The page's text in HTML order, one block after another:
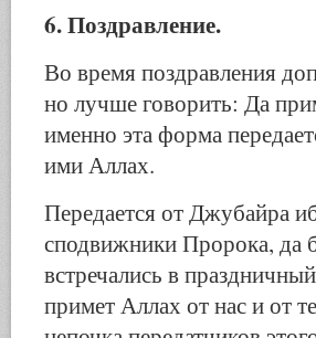
6. Поздравление.
Во время поздравления
но лучше говорить: Да
именно эта форма
ими Аллах.
Передается от Джубайра
сподвижники Пророка, да
встречались в
примет Аллах от нас и от